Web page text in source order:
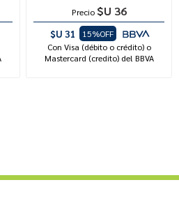
Precio $U 36
$U 31
15%OFF
Con Visa (débito o crédito) o
Mastercard (credito) del BBVA